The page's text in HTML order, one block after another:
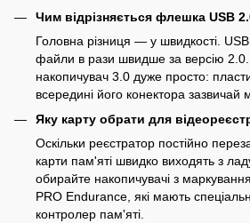
Чим відрізняється флешка USB
Головна різниця — у швидкості.
файли в рази швидше за версію 2.0.
накопичувач 3.0 дуже просто:
всередині його конектора зазвичай
Яку карту обрати для
Оскільки реєстратор постійно
карти пам'яті швидко виходять з
обирайте накопичувачі з
PRO Endurance, які мають
контролер пам'яті.